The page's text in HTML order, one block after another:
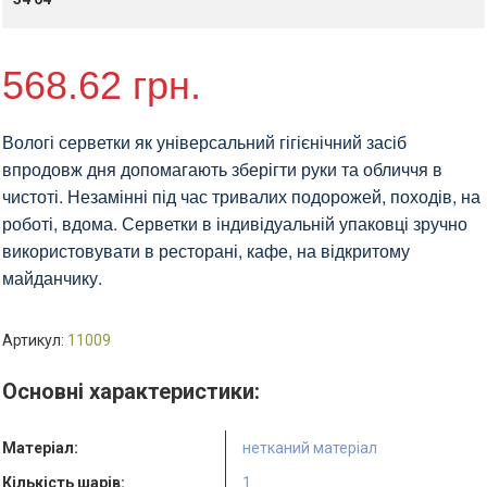
логотипу.
кількість
568.62 грн.
Вологі серветки як універсальний гігієнічний засіб
впродовж дня допомагають зберігти руки та обличчя в
чистоті. Незамінні під час тривалих подорожей, походів, на
роботі, вдома. Серветки в індивідуальній упаковці зручно
використовувати в ресторані, кафе, на відкритому
майданчику.
Артикул: 11009
Основні характеристики:
Матеріал:
нетканий матеріал
Кількість шарів:
1